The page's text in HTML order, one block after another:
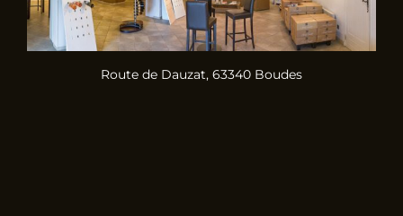
Route de Dauzat, 63340 Boudes